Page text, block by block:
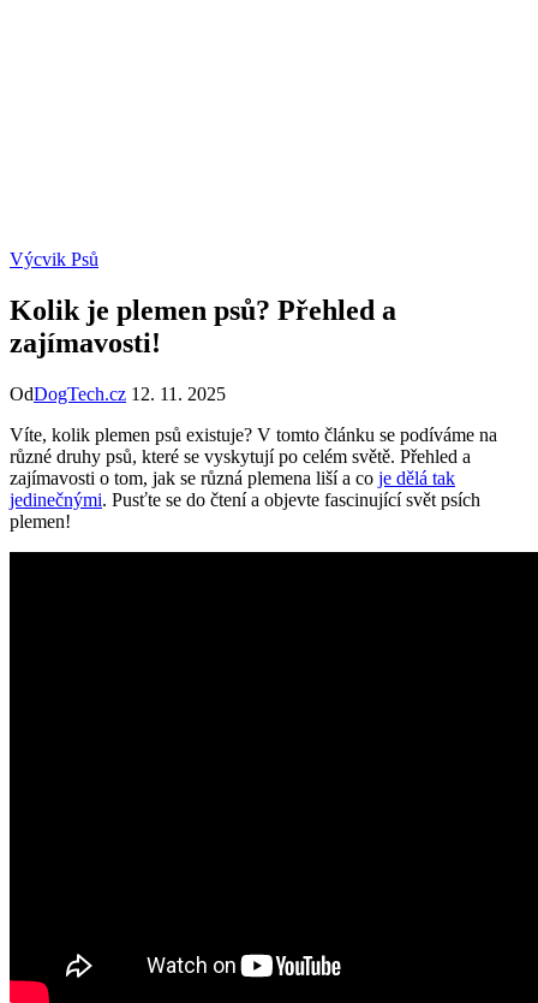
Výcvik Psů
Kolik je plemen psů? Přehled a
zajímavosti!
OdDogTech.cz 12. 11. 2025
Víte, kolik plemen psů existuje? V tomto článku se podíváme na
různé druhy psů, které se vyskytují po celém světě. Přehled a
zajímavosti o tom, jak se různá plemena liší a co je dělá tak
jedinečnými. Pusťte se do čtení a objevte fascinující svět psích
plemen!